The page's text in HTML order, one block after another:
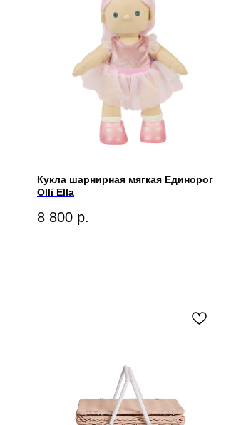
Кукла шарнирная мягкая Единорог
Olli Ella
8 800 р.